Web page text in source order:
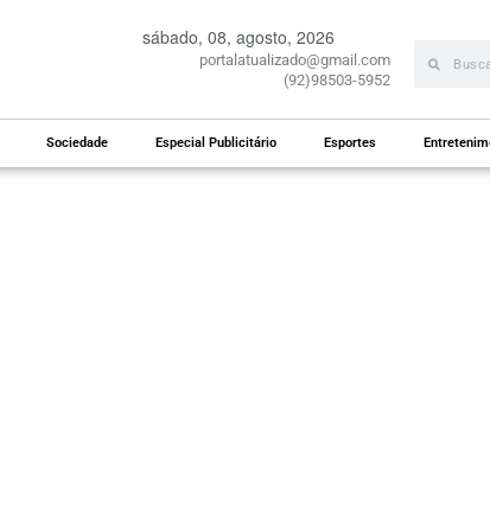
sábado, 08, agosto, 2026
portalatualizado@gmail.com
(92)98503-5952
Sociedade Especial Publicitário Esportes